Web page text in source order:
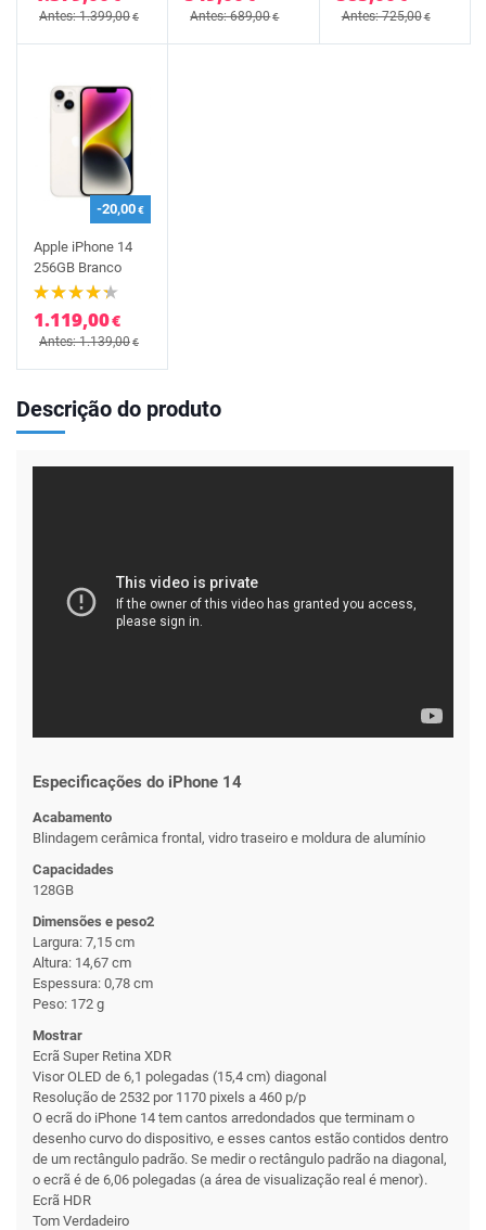
Antes: 1.399,00€ Antes: 689,00€ Antes: 725,00€
-20,00€
Apple iPhone 14
256GB Branco
1.119,00€
Antes: 1.139,00€
Descrição do produto
Especificações do iPhone 14
Acabamento
Blindagem cerâmica frontal, vidro traseiro e moldura de alumínio
Capacidades
128GB
Dimensões e peso2
Largura: 7,15 cm
Altura: 14,67 cm
Espessura: 0,78 cm
Peso: 172 g
Mostrar
Ecrã Super Retina XDR
Visor OLED de 6,1 polegadas (15,4 cm) diagonal
Resolução de 2532 por 1170 pixels a 460 p/p
O ecrã do iPhone 14 tem cantos arredondados que terminam o
desenho curvo do dispositivo, e esses cantos estão contidos dentro
de um rectângulo padrão. Se medir o rectângulo padrão na diagonal,
o ecrã é de 6,06 polegadas (a área de visualização real é menor).
Ecrã HDR
Tom Verdadeiro